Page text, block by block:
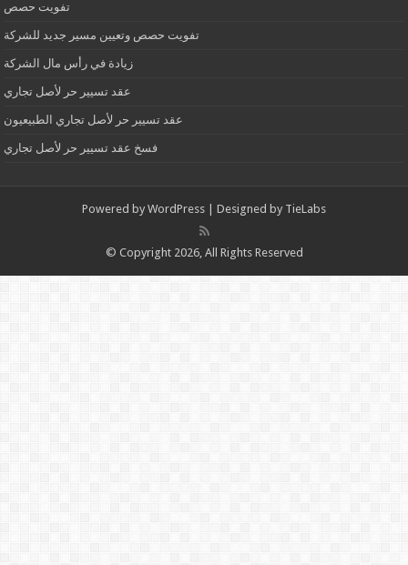
تفويت حصص
تفويت حصص وتعيين مسير جديد للشركة
زيادة في رأس مال الشركة
عقد تسيير حر لأصل تجاري
عقد تسيير حر لأصل تجاري الطبيعيون
فسخ عقد تسيير حر لأصل تجاري
Powered by WordPress | Designed by TieLabs
© Copyright 2026, All Rights Reserved